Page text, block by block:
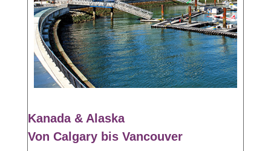
Kanada & Alaska
Von Calgary bis Vancouver